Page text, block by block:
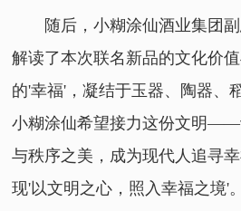
随后，小糊涂仙酒业集团
解读了本次联名新品的文化价
的'幸福'，凝结于玉器、陶器、
小糊涂仙希望接力这份文明——
与秩序之美，成为现代人追寻
现'以文明之心，照入幸福之境'